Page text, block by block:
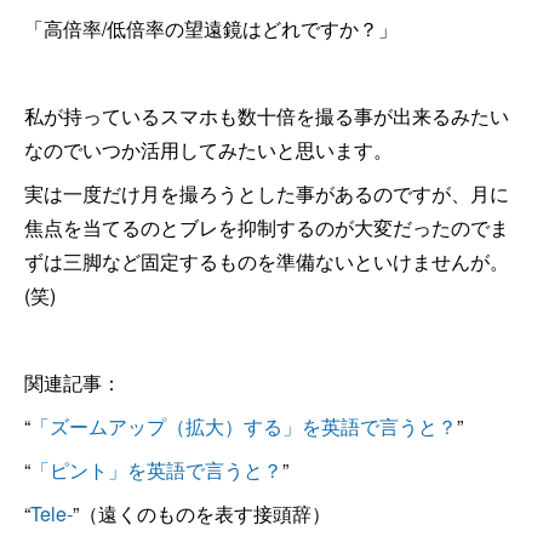
「高倍率/低倍率の望遠鏡はどれですか？」
私が持っているスマホも数十倍を撮る事が出来るみたい
なのでいつか活用してみたいと思います。
実は一度だけ月を撮ろうとした事があるのですが、月に
焦点を当てるのとブレを抑制するのが大変だったのでま
ずは三脚など固定するものを準備ないといけませんが。
(笑)
関連記事：
“ 「ズームアップ（拡大）する」を英語で言うと？”
“ 「ピント」を英語で言うと？”
“Tele-”（遠くのものを表す接頭辞）